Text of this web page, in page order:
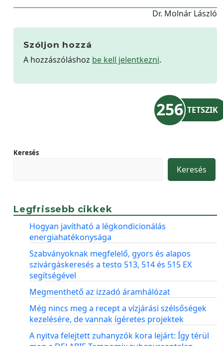
Dr. Molnár László
Szóljon hozzá
A hozzászóláshoz be kell jelentkezni.
256 TETSZIK
Keresés
Keresés
Legfrissebb cikkek
Hogyan javítható a légkondicionálás
energiahatékonysága
Szabványoknak megfelelő, gyors és alapos
szivárgáskeresés a testo 513, 514 és 515 EX
segítségével
Megmenthető az izzadó áramhálózat
Még nincs meg a recept a vízjárási szélsőségek
kezelésére, de vannak ígéretes projektek
A nyitva felejtett zuhanyzók kora lejárt: Így térül